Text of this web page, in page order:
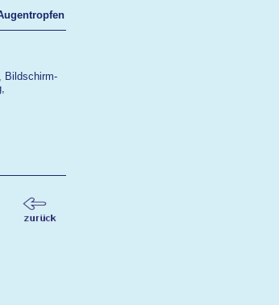
Bildschirm-